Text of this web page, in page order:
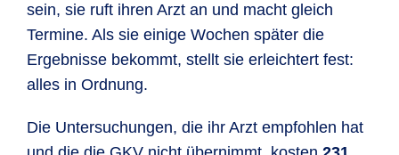
sein, sie ruft ihren Arzt an und macht gleich
Termine. Als sie einige Wochen später die
Ergebnisse bekommt, stellt sie erleichtert fest:
alles in Ordnung.
Die Unter­suchungen, die ihr Arzt empfohlen hat